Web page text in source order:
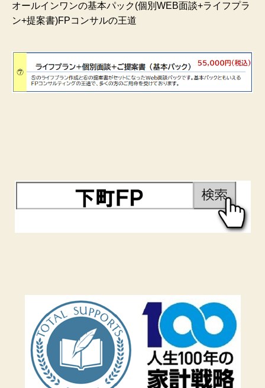
オールインワンの基本パック(個別WEB面談+ライフプラ
ン+提案書)FPコンサルの王道